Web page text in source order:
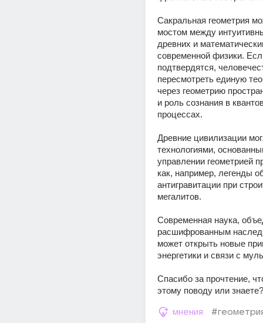
Сакральная геометрия
мостом между
древних и
современной физики.
подтвердятся,
пересмотреть единую
через геометрию
и роль сознания в
процессах.
Древние цивилизации
технологиями,
управлении геометрией
как, например, легенды
антигравитации при
мегалитов.
Современная наука,
расшифрованным
может открыть новые
энергетики и связи с
Спасибо за прочтение,
этому поводу или знаете?
мнения